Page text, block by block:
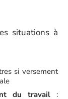
situations à
si versement
du travail: